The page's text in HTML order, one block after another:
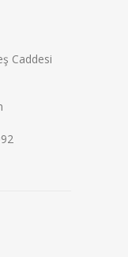
Caddesi